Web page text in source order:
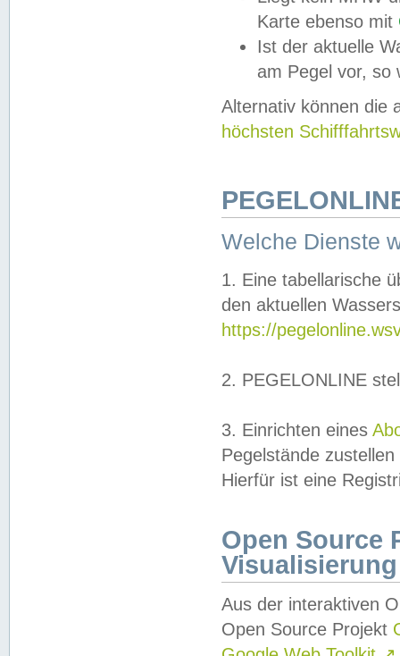
Karte ebenso mit
Ist der aktuelle
am Pegel vor,
Alternativ können die
höchsten
Welche Dienste
1. Eine tabellarische
den aktuellen
https://
2. PEGELONLINE
3. Einrichten eines
Pegelstände
Hierfür ist eine
Open Source
Visualisierung
Aus der interaktiven
Open Source Projekt